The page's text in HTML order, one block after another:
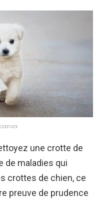
une crotte de
de maladies qui
crottes de chien, ce
preuve de prudence